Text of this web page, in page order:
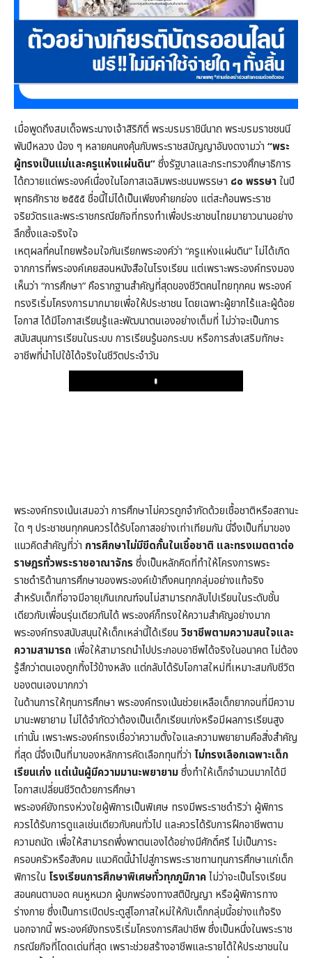
เมื่อพูดถึงสมเด็จพระนางเจ้าสิริกิติ์ พระบรมราชินีนาถ พระบรมราชชนนี
พันปีหลวง น้อง ๆ หลายคนคงคุ้นกับพระราชสมัญญาอันงดงามว่า “พระ
ผู้ทรงเป็นแม่และครูแห่งแผ่นดิน”ซึ่งรัฐบาลและกระทรวงศึกษาธิการ
ได้ถวายแด่พระองค์เนื่องในโอกาสเฉลิมพระชนมพรรษา ๘๐ พรรษาในปี
พุทธศักราช ๒๕๕๕ ชื่อนี้ไม่ได้เป็นเพียงคำยกย่อง แต่สะท้อนพระราช
จริยวัตรและพระราชกรณียกิจที่ทรงทำเพื่อประชาชนไทยมายาวนานอย่าง
ลึกซึ้งและจริงใจ
เหตุผลที่คนไทยพร้อมใจกันเรียกพระองค์ว่า “ครูแห่งแผ่นดิน” ไม่ได้เกิด
จากการที่พระองค์เคยสอนหนังสือในโรงเรียน แต่เพราะพระองค์ทรงมอง
เห็นว่า “การศึกษา” คือรากฐานสำคัญที่สุดของชีวิตคนไทยทุกคน พระองค์
ทรงริเริ่มโครงการมากมายเพื่อให้ประชาชน โดยเฉพาะผู้ยากไร้และผู้ด้อย
โอกาส ได้มีโอกาสเรียนรู้และพัฒนาตนเองอย่างเต็มที่ ไม่ว่าจะเป็นการ
สนับสนุนการเรียนในระบบ การเรียนรู้นอกระบบ หรือการส่งเสริมทักษะ
อาชีพที่นำไปใช้ได้จริงในชีวิตประจำวัน
Play
พระองค์ทรงเน้นเสมอว่า การศึกษาไม่ควรถูกจำกัดด้วยเชื้อชาติหรือสถานะ
ใด ๆ ประชาชนทุกคนควรได้รับโอกาสอย่างเท่าเทียมกัน นี่จึงเป็นที่มาของ
แนวคิดสำคัญที่ว่า การศึกษาไม่มีขีดกั้นในเชื้อชาติ และทรงเมตตาต่อ
ราษฎรทั่วพระราชอาณาจักรซึ่งเป็นหลักคิดที่ทำให้โครงการพระ
ราชดำริด้านการศึกษาของพระองค์เข้าถึงคนทุกกลุ่มอย่างแท้จริง
สำหรับเด็กที่อาจมีอายุเกินเกณฑ์จนไม่สามารถกลับไปเรียนในระดับชั้น
เดียวกับเพื่อนรุ่นเดียวกันได้ พระองค์ก็ทรงให้ความสำคัญอย่างมาก
พระองค์ทรงสนับสนุนให้เด็กเหล่านี้ได้เรียน วิชาชีพตามความสนใจและ
ความสามารถ เพื่อให้สามารถนำไปประกอบอาชีพได้จริงในอนาคต ไม่ต้อง
รู้สึกว่าตนเองถูกทิ้งไว้ข้างหลัง แต่กลับได้รับโอกาสใหม่ที่เหมาะสมกับชีวิต
ของตนเองมากกว่า
ในด้านการให้ทุนการศึกษา พระองค์ทรงเน้นช่วยเหลือเด็กยากจนที่มีความ
มานะพยายาม ไม่ได้จำกัดว่าต้องเป็นเด็กเรียนเก่งหรือมีผลการเรียนสูง
เท่านั้น เพราะพระองค์ทรงเชื่อว่าความตั้งใจและความพยายามคือสิ่งสำคัญ
ที่สุด นี่จึงเป็นที่มาของหลักการคัดเลือกทุนที่ว่า ไม่ทรงเลือกเฉพาะเด็ก
เรียนเก่ง แต่เน้นผู้มีความมานะพยายามซึ่งทำให้เด็กจำนวนมากได้มี
โอกาสเปลี่ยนชีวิตด้วยการศึกษา
พระองค์ยังทรงห่วงใยผู้พิการเป็นพิเศษ ทรงมีพระราชดำริว่า ผู้พิการ
ควรได้รับการดูแลเช่นเดียวกับคนทั่วไป และควรได้รับการฝึกอาชีพตาม
ความถนัด เพื่อให้สามารถพึ่งพาตนเองได้อย่างมีศักดิ์ศรี ไม่เป็นภาระ
ครอบครัวหรือสังคม แนวคิดนี้นำไปสู่การพระราชทานทุนการศึกษาแก่เด็ก
พิการใน โรงเรียนการศึกษาพิเศษทั่วทุกภูมิภาคไม่ว่าจะเป็นโรงเรียน
สอนคนตาบอด คนหูหนวก ผู้บกพร่องทางสติปัญญา หรือผู้พิการทาง
ร่างกาย ซึ่งเป็นการเปิดประตูสู่โอกาสใหม่ให้กับเด็กกลุ่มนี้อย่างแท้จริง
นอกจากนี้ พระองค์ยังทรงริเริ่มโครงการศิลปาชีพ ซึ่งเป็นหนึ่งในพระราช
กรณียกิจที่โดดเด่นที่สุด เพราะช่วยสร้างอาชีพและรายได้ให้ประชาชนใน